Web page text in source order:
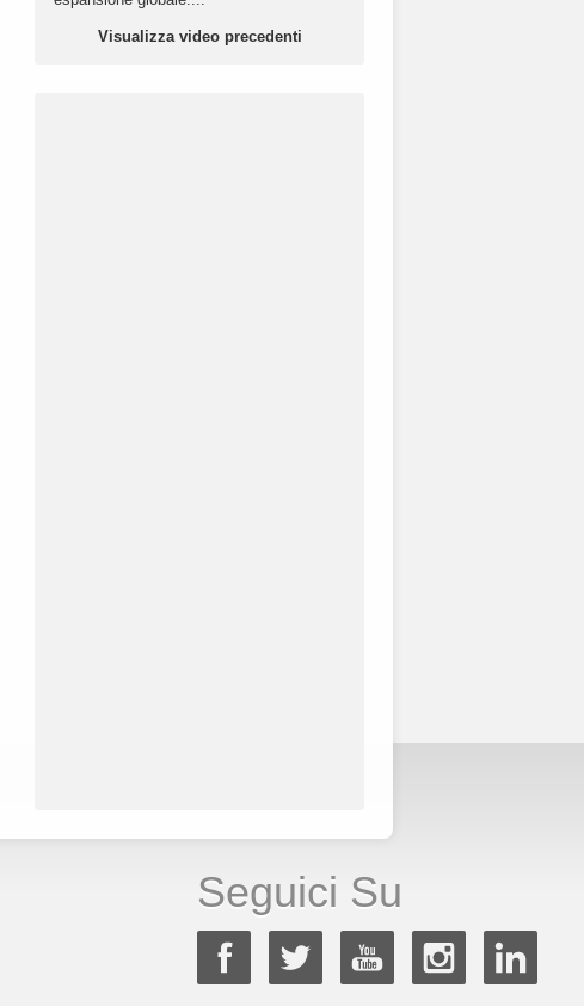
Visualizza video precedenti
Seguici Su